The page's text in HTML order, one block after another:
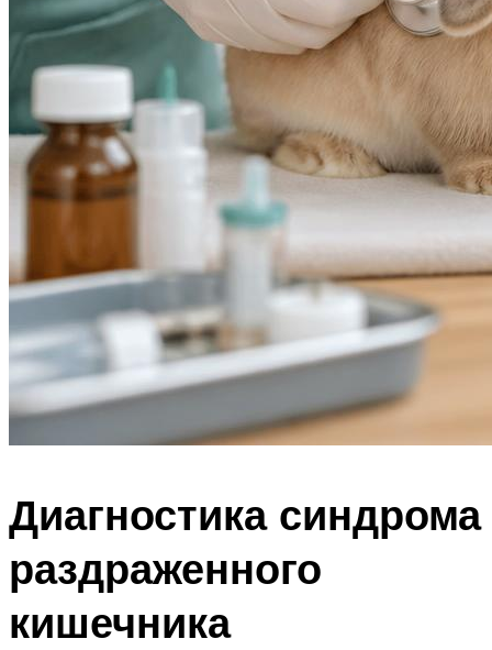
Диагностика синдрома
раздраженного
кишечника